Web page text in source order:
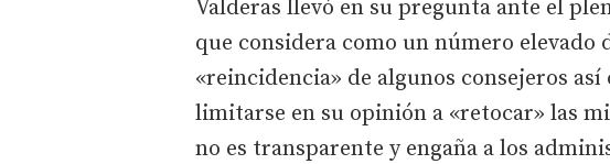
Valderas llevó en su pregunta ante el
que considera como un número elevado
«reincidencia» de algunos consejeros
limitarse en su opinión a «retocar» las
no es transparente y engaña a los